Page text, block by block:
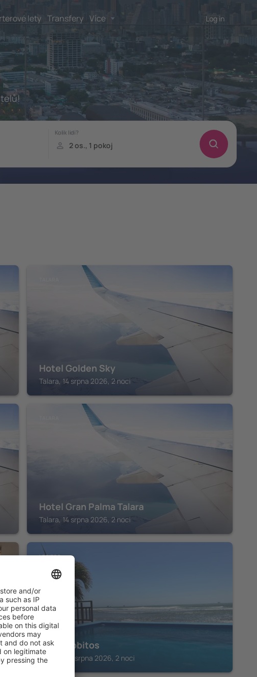
lety Transfery Více Log in
Hotel Golden Sky
Talara, 14 srpna 2026, 2 noci
Hotel Gran Palma Talara
Talara, 14 srpna 2026, 2 noci
LOBITOS
Aloha Lobitos
Lobitos, 14 srpna 2026, 2 noci